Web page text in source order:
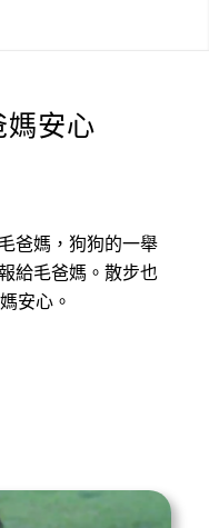
安心
爸媽，狗狗的一舉
給毛爸媽。散步也
安心。